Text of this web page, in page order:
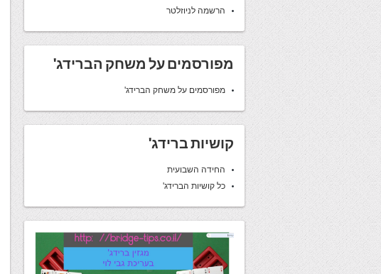
הרשמה לניוזלטר
מפורסמים על משחק הברידג'
מפורסמים על משחק הברידג'
קושיות ברידג'
החידה השבועית
כל קושיות הברידג'